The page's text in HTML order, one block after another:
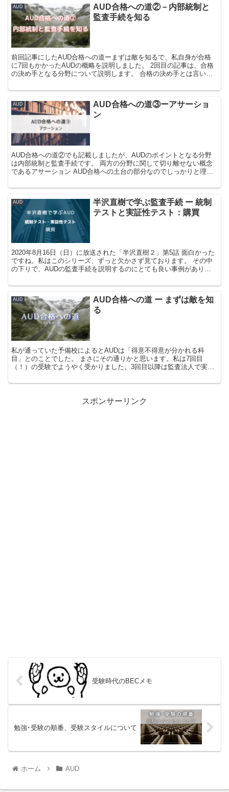
AUD
AUD合格への道②－内部統制と
監査手続を知る
前回記事にしたAUD合格への道ーまずは敵を知るで、私自身が合格
に7回もかかったAUDの概略を説明しました。 2回目の記事は、合格
の決め手となる分野について説明します。 合格の決め手とは言い換
AUD
AUD合格への道③ーアサーショ
ン
AUD合格への道②でも記載しましたが、AUDのポイントとなる分野
は内部統制と監査手続です。 両方の分野に関して切り離せない概念
であるアサーション AUD合格への土台の部分なのでしっかりと理解
AUD
半沢直樹で学ぶ監査手続 ー 統制
テストと実証性テスト：購買
2020年8月16日（日）に放送された「半沢直樹２」第5話 面白かった
ですね。私はこのシリーズ、ずっと欠かさず見ております。 その中
の下りで、AUDの監査手続を説明するのにとても良い事例がありま
AUD
AUD合格への道 ー まずは敵を知
る
私が通っていた予備校によるとAUDは「得意不得意が分かれる科
目」とのことでした。 まさにその通りかと思います。私は7回目
（！）の受験でようやく受かりました。3回目以降は監査法人で実務
スポンサーリンク
受験時代のBECメモ
勉強･受験の順番、受験スタイルについて
ホーム AUD